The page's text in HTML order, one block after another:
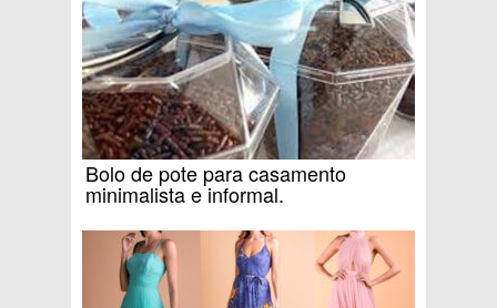
Bolo de pote para casamento
minimalista e informal.